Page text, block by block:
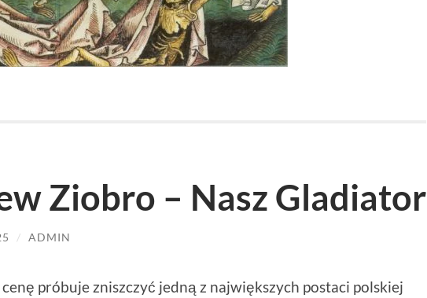
Ziobro – Nasz Gladiator
/ ADMIN
cenę próbuje zniszczyć jedną z największych postaci polskiej